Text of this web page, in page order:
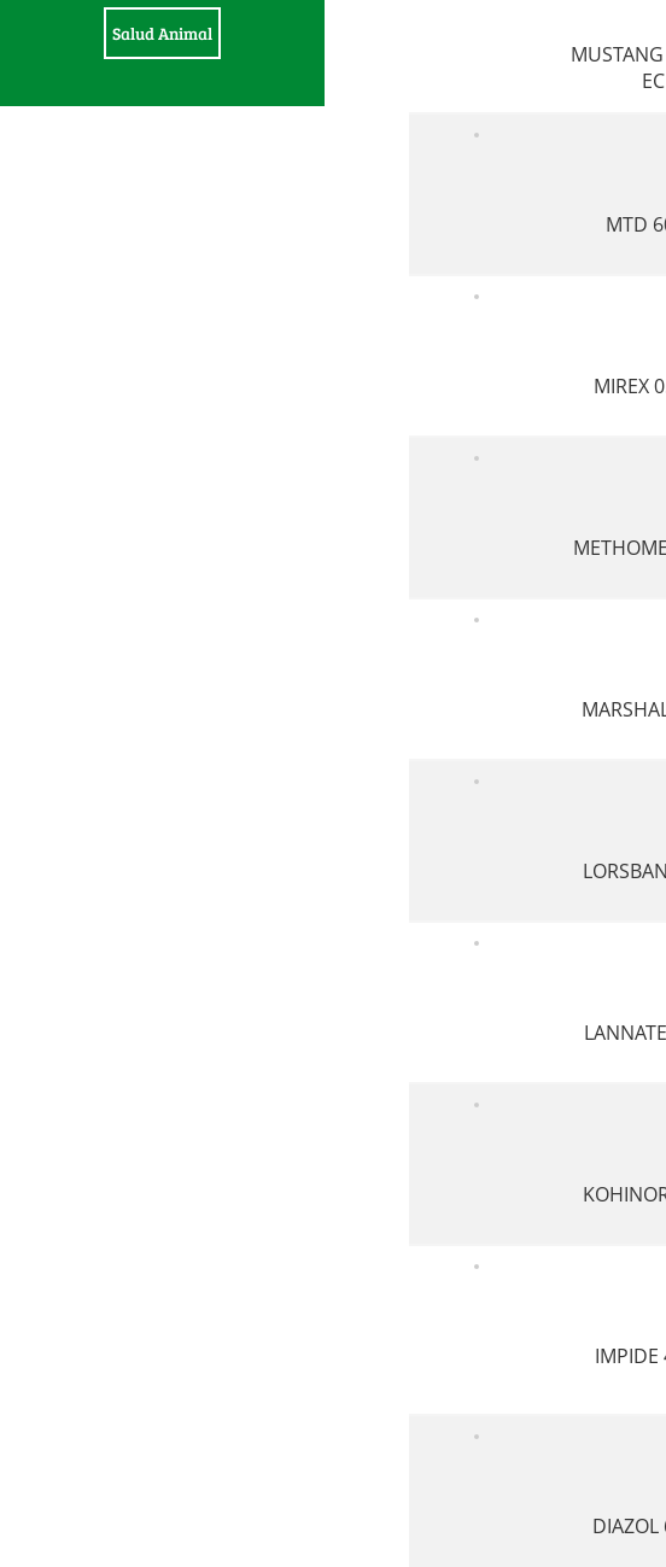
Salud Animal
EC
MTD
MIREX
IMPIDE
DIAZOL